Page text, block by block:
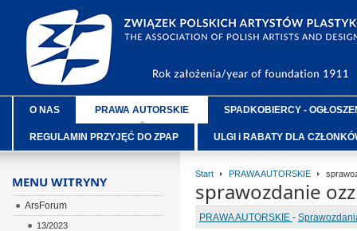
O NAS PRAWA AUTORSKIE SPADKOBIERCY -
REGULAMIN PRZYJĘĆ DO ZPAP ULGI i RABATY DLA
Start PRAWA AUTORSKIE
sprawozdanie
PRAWA AUTORSKIE -
MENU WITRYNY
ArsForum
13/2023